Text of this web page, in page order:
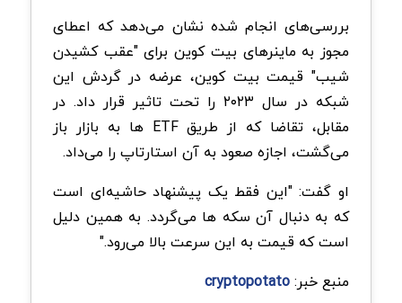
بررسی‌های انجام شده نشان می‌دهد که اعطای
مجوز به ماینرهای بیت کوین برای "عقب کشیدن
شیب" قیمت بیت کوین، عرضه در گردش این
شبکه در سال ۲۰۲۳ را تحت تاثیر قرار داد. در
مقابل، تقاضا که از طریق ETF ها به بازار باز
می‌گشت، اجازه صعود به آن استارتاپ را می‌داد.
او گفت: "این فقط یک پیشنهاد حاشیه‌ای است
که به دنبال آن سکه ها می‌گردد. به همین دلیل
است که قیمت به این سرعت بالا می‌رود."
منبع خبر:cryptopotato